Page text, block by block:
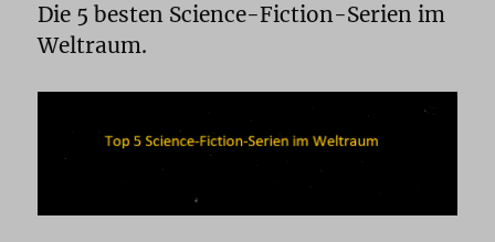
Die 5 besten Science-Fiction-Serien im
Weltraum.